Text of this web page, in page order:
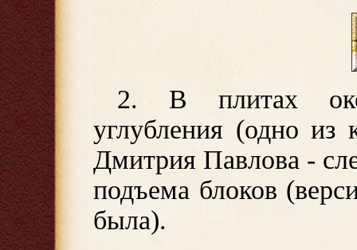
2. В плитах
углубления (одно из
Дмитрия Павлова -
подъема блоков
была).